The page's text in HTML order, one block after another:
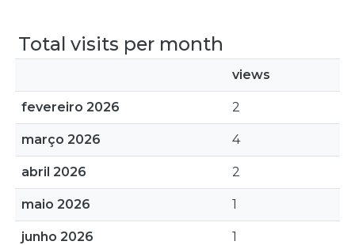
Total visits per month
views
fevereiro 2026 2
março 2026 4
abril 2026 2
maio 2026 1
junho 2026 1